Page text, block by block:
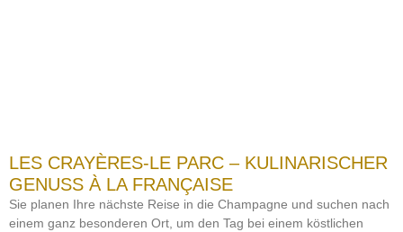
LES CRAYÈRES-LE PARC – KULINARISCHER
GENUSS À LA FRANÇAISE
Sie planen Ihre nächste Reise in die Champagne und suchen nach
einem ganz besonderen Ort, um den Tag bei einem köstlichen